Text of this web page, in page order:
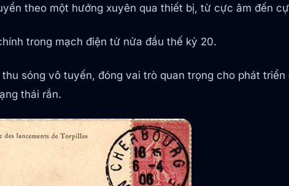
theo một hướng xuyên qua thiết bị, từ cực âm đến
trong mạch điện tử nửa đầu thế kỷ 20.
sóng vô tuyến, đóng vai trò quan trọng cho phát
thái rắn.